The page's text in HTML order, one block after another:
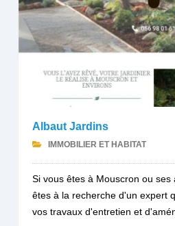
Albaut Jardins
IMMOBILIER ET HABITAT
Si vous êtes à Mouscron ou
êtes à la recherche d'un expert
vos travaux d'entretien et